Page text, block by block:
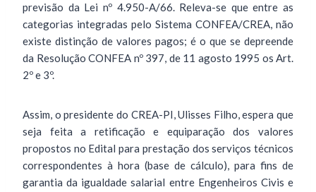
previsão da Lei nº 4.950-A/66. Releva-se que entre as
categorias integradas pelo Sistema CONFEA/CREA, não
existe distinção de valores pagos; é o que se depreende
da Resolução CONFEA nº 397, de 11 agosto 1995 os Art.
2º e 3º.
Assim, o presidente do CREA-PI, Ulisses Filho, espera que
seja feita a retificação e equiparação dos valores
propostos no Edital para prestação dos serviços técnicos
correspondentes à hora (base de cálculo), para fins de
garantia da igualdade salarial entre Engenheiros Civis e